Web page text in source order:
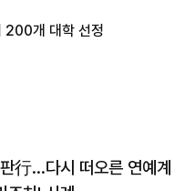
200개 대학 선정
行…다시 떠오른 연예계